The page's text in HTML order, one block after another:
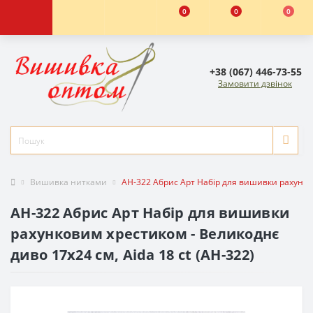
0 0 0
+38 (067) 446-73-55
Замовити дзвінок
Вишивка нитками AH-322 Абрис Арт Набір для вишивки
AH-322 Абрис Арт Набір для вишивки
рахунковим хрестиком - Великоднє
диво 17x24 см, Aida 18 ct (АН-322)